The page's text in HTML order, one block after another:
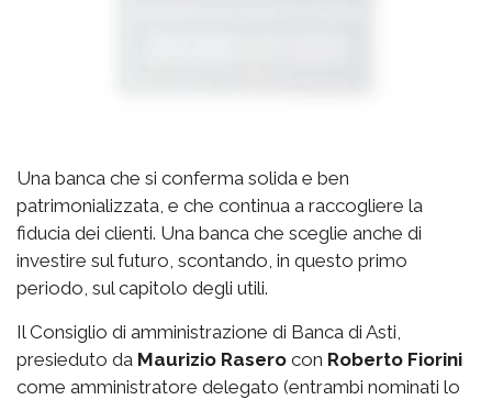
Una banca che si conferma solida e ben
patrimonializzata, e che continua a raccogliere la
fiducia dei clienti. Una banca che sceglie anche di
investire sul futuro, scontando, in questo primo
periodo, sul capitolo degli utili.
Il Consiglio di amministrazione di Banca di Asti,
presieduto da Maurizio Rasero con Roberto Fiorini
come amministratore delegato (entrambi nominati lo